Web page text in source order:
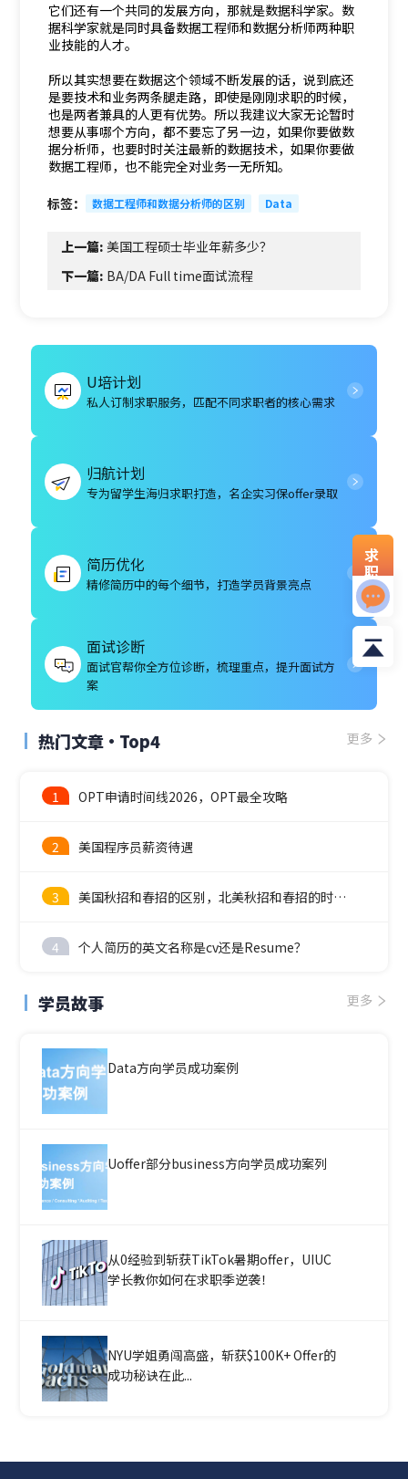
它们还有一个共同的发展方向，那就是数据科学家。数
据科学家就是同时具备数据工程师和数据分析师两种职
业技能的人才。
所以其实想要在数据这个领域不断发展的话，说到底还
是要技术和业务两条腿走路，即使是刚刚求职的时候，
也是两者兼具的人更有优势。所以我建议大家无论暂时
想要从事哪个方向，都不要忘了另一边，如果你要做数
据分析师，也要时时关注最新的数据技术，如果你要做
数据工程师，也不能完全对业务一无所知。
标签： 数据工程师和数据分析师的区别 Data
上一篇:美国工程硕士毕业年薪多少？
下一篇: BA/DA Full time面试流程
U培计划
私人订制求职服务，匹配不同求职者的核心需求
归航计划
专为留学生海归求职打造，名企实习保offer录取
简历优化
精修简历中的每个细节，打造学员背景亮点
面试诊断
面试官帮你全方位诊断，梳理重点，提升面试方
案
热门文章·Top4 更多
1 OPT申请时间线2026，OPT最全攻略
2 美国程序员薪资待遇
3 美国秋招和春招的区别，北美秋招和春招的时间线
4 个人简历的英文名称是cv还是Resume？
学员故事 更多
Data方向学员成功案例
Uoffer部分business方向学员成功案列
从0经验到斩获TikTok暑期offer，UIUC
学长教你如何在求职季逆袭！
NYU学姐勇闯高盛，斩获$100K+ Offer的
成功秘诀在此...
求
职
资
料